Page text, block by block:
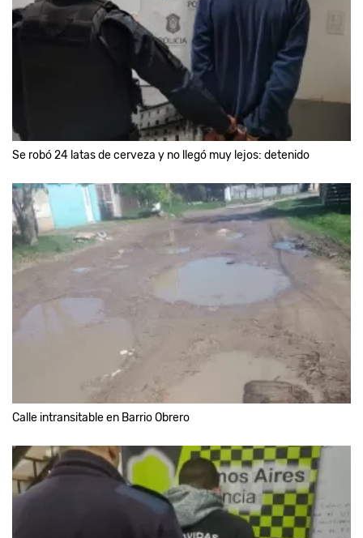
Se robó 24 latas de cerveza y no llegó muy lejos: detenido
Calle intransitable en Barrio Obrero